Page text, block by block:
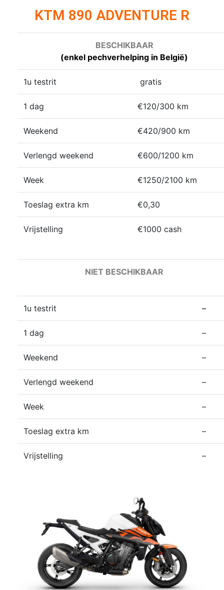
KTM 890 ADVENTURE R
BESCHIKBAAR
(enkel pechverhelping in België)
1u testrit gratis
1 dag €120/300 km
Weekend €420/900 km
Verlengd weekend €600/1200 km
Week €1250/2100 km
Toeslag extra km €0,30
Vrijstelling €1000 cash
NIET BESCHIKBAAR
1u testrit –
1 dag –
Weekend –
Verlengd weekend –
Week –
Toeslag extra km –
Vrijstelling –